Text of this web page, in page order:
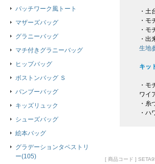
・土
・モ
・モ
・
生地
キッ
・
ワイ
・
・ハ
[ 商品コード ]
パッチワーク風トート
マザーズバッグ
グラニーバッグ
マチ付きグラニーバッグ
ヒップバッグ
ボストンバッグ Ｓ
バンブーバッグ
キッズリュック
シューズバッグ
絵本バッグ
グラデーションタペストリ
ー(105)